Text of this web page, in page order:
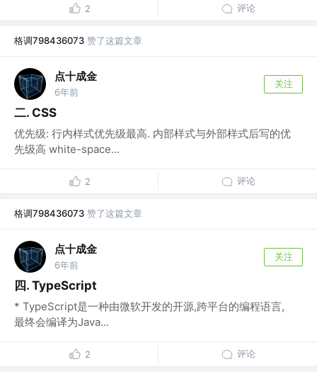
2 评论
格调798436073 赞了这篇文章
点十成金
6年前
关注
二. CSS
优先级: 行内样式优先级最高. 内部样式与外部样式后写的优
先级高 white-space...
2 评论
格调798436073 赞了这篇文章
点十成金
6年前
关注
四. TypeScript
* TypeScript是一种由微软开发的开源,跨平台的编程语言,
最终会编译为Java...
2 评论